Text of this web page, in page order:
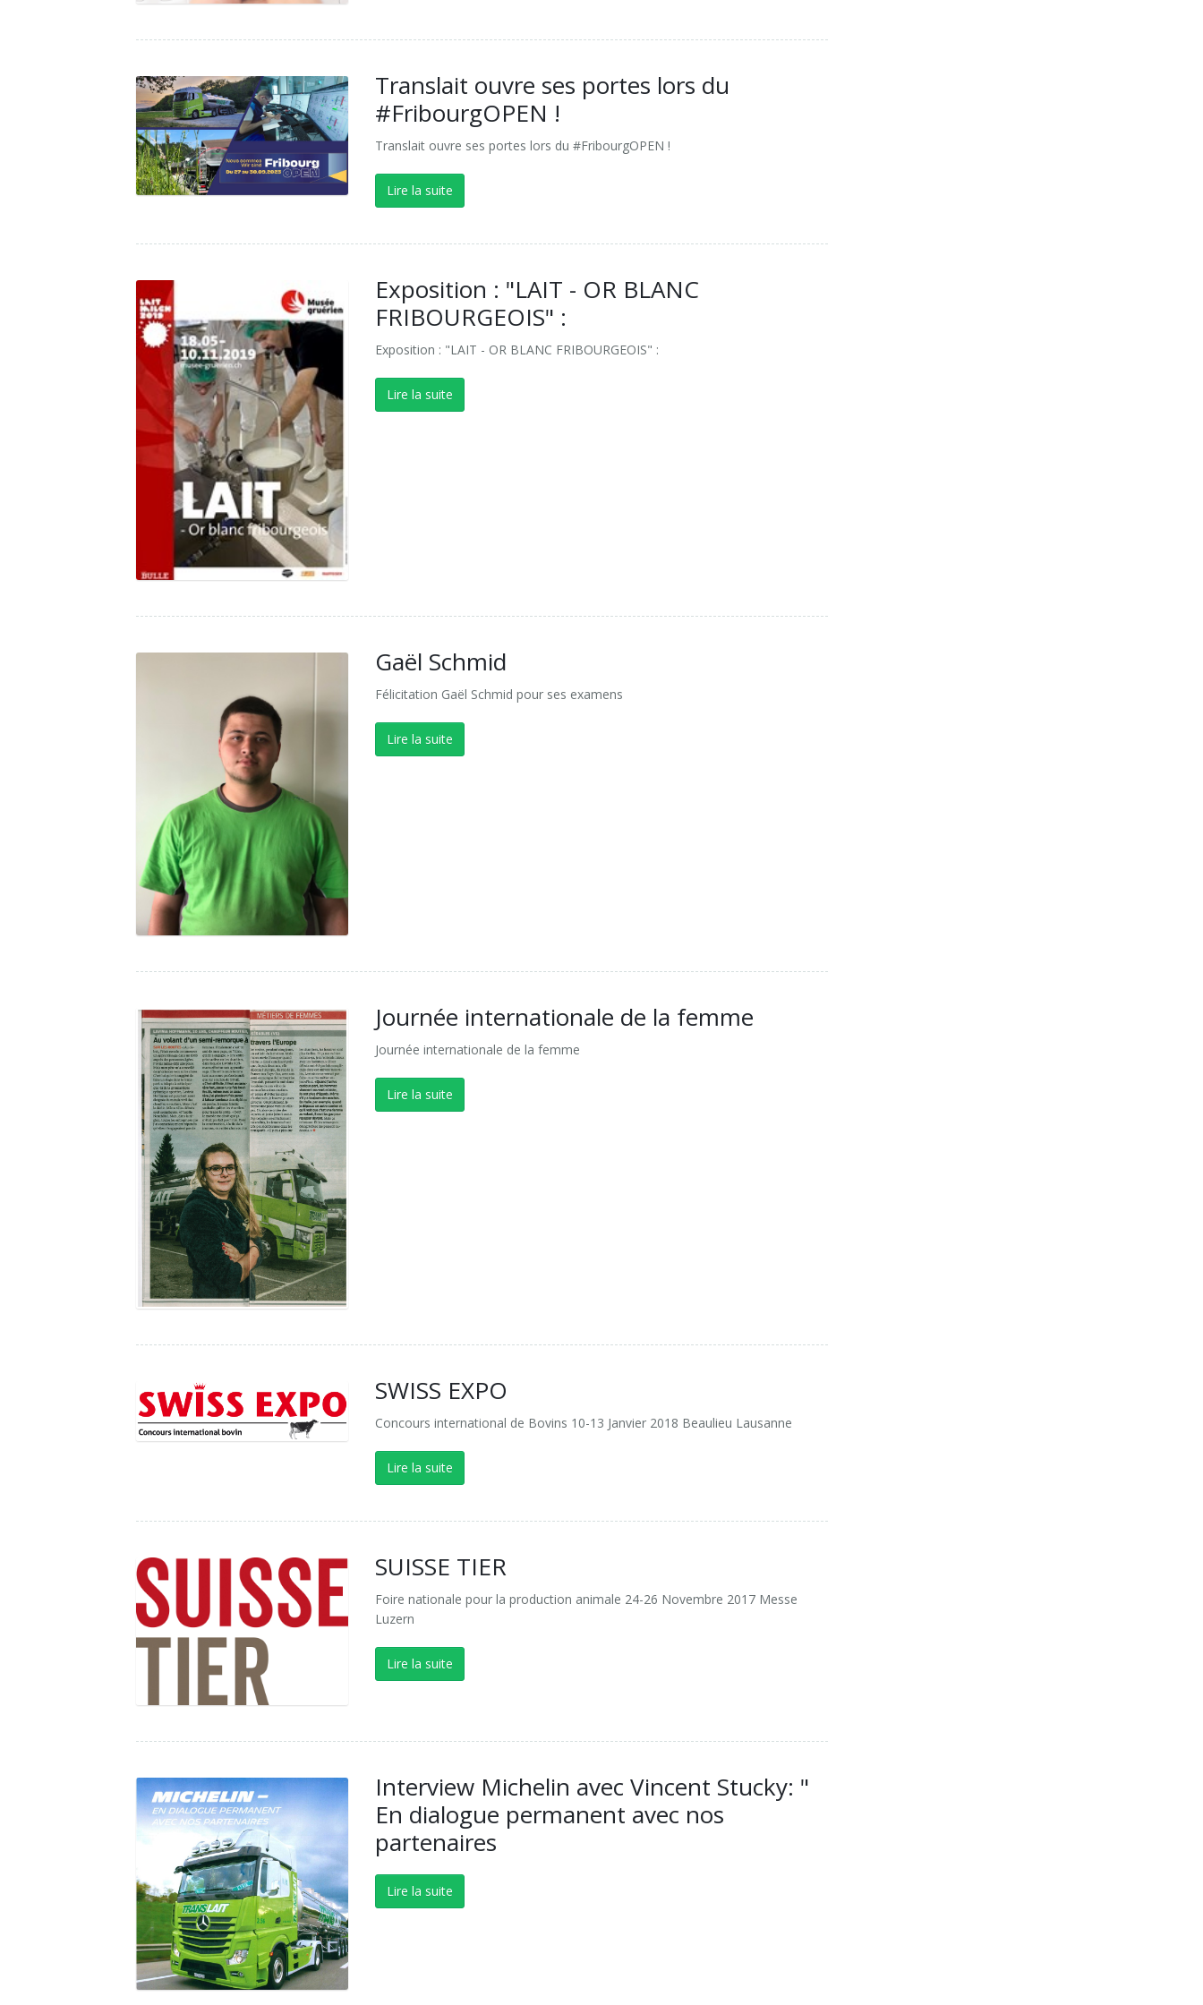
Translait ouvre ses portes lors du
#FribourgOPEN !
Translait ouvre ses portes lors du #FribourgOPEN !
Lire la suite
Exposition : "LAIT - OR BLANC
FRIBOURGEOIS" :
Exposition : "LAIT - OR BLANC FRIBOURGEOIS" :
Lire la suite
Gaël Schmid
Félicitation Gaël Schmid pour ses examens
Lire la suite
Journée internationale de la femme
Journée internationale de la femme
Lire la suite
SWISS EXPO
Concours international de Bovins 10-13 Janvier 2018 Beaulieu Lausanne
Lire la suite
SUISSE TIER
Foire nationale pour la production animale 24-26 Novembre 2017 Messe
Luzern
Lire la suite
Interview Michelin avec Vincent Stucky: "
En dialogue permanent avec nos
partenaires
Lire la suite